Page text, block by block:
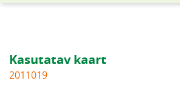
Kasutatav kaart
2011019